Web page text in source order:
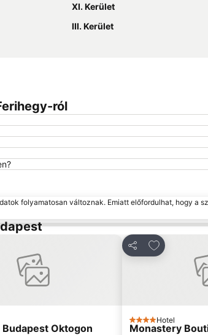
XI. Kerület
III. Kerület
ról
folyamatosan változnak. Emiatt előfordulhat, hogy a
a kedvencekhez
Oktogon
Megosztás
Hozzáadás
4 Kategória
Hotel
Monastery